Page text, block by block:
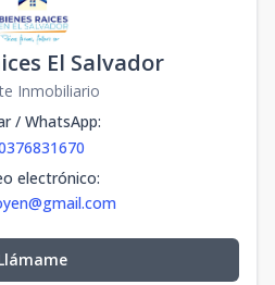
El Salvador
Inmobiliario
/ WhatsApp:
electrónico: